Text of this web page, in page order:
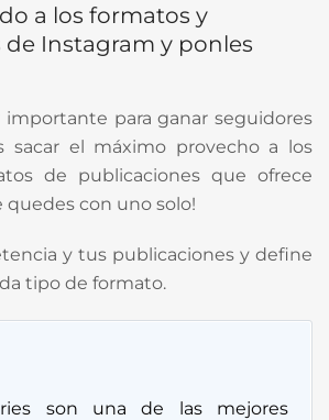
a los formatos y
Instagram y ponles
para ganar seguidores
sacar el máximo provecho a los
de publicaciones que ofrece
quedes con uno solo!
y tus publicaciones y define
tipo de formato.
son una de las mejores